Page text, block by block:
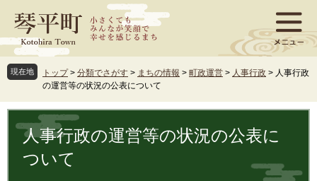
ジ
先
頭
す
ュ
を
飛
し
現在地 トップ > 分類でさがす > まちの情報 > 町政運営 > 人事行政 > 人事行政
の運営等の状況の公表について
文
人事行政の運営等の状況の公表に
ついて